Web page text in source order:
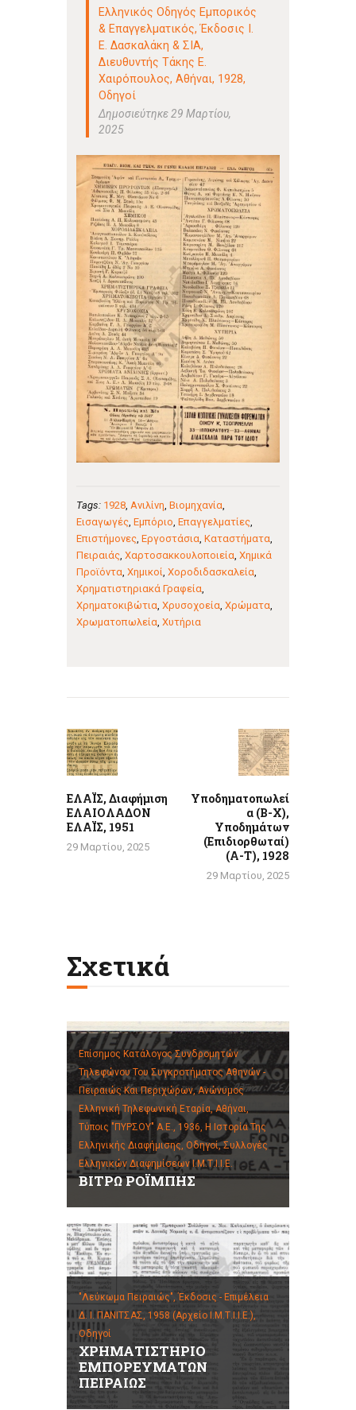
Ελληνικός Οδηγός Εμπορικός
& Επαγγελματικός, Έκδοσις Ι.
Ε. Δασκαλάκη & ΣΙΑ,
Διευθυντής Τάκης Ε.
Χαιρόπουλος, Αθήναι, 1928,
Οδηγοί
Δημοσιεύτηκε 29 Μαρτίου,
2025
Tags: 1928, Ανιλίνη, Βιομηχανία,
Εισαγωγές, Εμπόριο, Επαγγελματίες,
Επιστήμονες, Εργοστάσια, Καταστήματα,
Πειραιάς, Χαρτοσακκουλοποιεία, Χημικά
Προϊόντα, Χημικοί, Χοροδιδασκαλεία,
Χρηματιστηριακά Γραφεία,
Χρηματοκιβώτια, Χρυσοχοεία, Χρώματα,
Χρωματοπωλεία, Χυτήρια
άρθρων
ΕΛΑΪΣ, Διαφήμιση
ΕΛΑΙΟΛΑΔΟΝ
ΕΛΑΪΣ, 1951
29 Μαρτίου, 2025
Υποδηματοπωλεί
α (Β-Χ),
Υποδημάτων
(Επιδιορθωταί)
(Α-Τ), 1928
29 Μαρτίου, 2025
Σχετικά
Επίσημος Κατάλογος Συνδρομητών
Τηλεφώνου Του Συγκροτήματος Αθηνών -
Πειραιώς Και Περιχώρων, Ανώνυμος
Ελληνική Τηλεφωνική Εταρία, Αθήναι,
Τύποις "ΠΥΡΣΟΥ" Α.Ε., 1936, Η Ιστορία Της
Ελληνικής Διαφήμισης, Οδηγοί,Συλλογές
Ελληνικών Διαφημίσεων Ι.Μ.Τ.Ι.Ι.Ε.
ΒΙΤΡΩ ΡΟΪΜΠΗΣ
"Λεύκωμα Πειραιώς", Έκδοσις - Επιμέλεια
Δ. Ι. ΠΑΝΙΤΣΑΣ, 1958 (Αρχείο Ι.Μ.Τ.Ι.Ι.Ε.),
Οδηγοί
ΧΡΗΜΑΤΙΣΤΗΡΙΟ
ΕΜΠΟΡΕΥΜΑΤΩΝ
ΠΕΙΡΑΙΩΣ